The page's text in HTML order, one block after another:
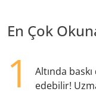
En Çok
1
Altında
edebilir!